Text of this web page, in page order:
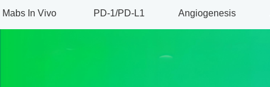
Mabs In Vivo PD-1/PD-L1 Angiogenesis